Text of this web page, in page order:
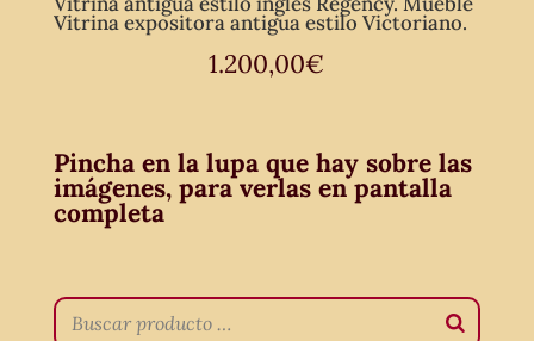
Vitrina expositora antigua estilo Victoriano.
1.200,00€
Pincha en la lupa que hay sobre las
imágenes, para verlas en pantalla
completa